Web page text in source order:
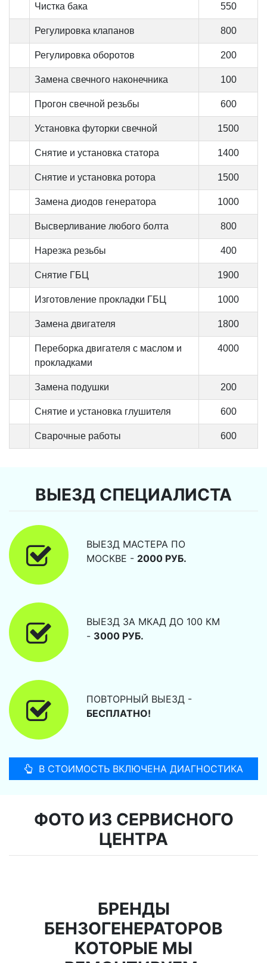
Чистка бака 550
Регулировка клапанов 800
Регулировка оборотов 200
Замена свечного наконечника 100
Прогон свечной резьбы 600
Установка футорки свечной 1500
Снятие и установка статора 1400
Снятие и установка ротора 1500
Замена диодов генератора 1000
Высверливание любого болта 800
Нарезка резьбы 400
Снятие ГБЦ 1900
Изготовление прокладки ГБЦ 1000
Замена двигателя 1800
Переборка двигателя с маслом и
прокладками
4000
Замена подушки 200
Снятие и установка глушителя 600
Сварочные работы 600
ВЫЕЗД СПЕЦИАЛИСТА
ВЫЕЗД МАСТЕРА ПО
МОСКВЕ - 2000 РУБ.
ВЫЕЗД ЗА МКАД ДО 100 КМ
- 3000 РУБ.
ПОВТОРНЫЙ ВЫЕЗД -
БЕСПЛАТНО!
В СТОИМОСТЬ ВКЛЮЧЕНА ДИАГНОСТИКА
ФОТО ИЗ СЕРВИСНОГО
ЦЕНТРА
БРЕНДЫ
БЕНЗОГЕНЕРАТОРОВ
КОТОРЫЕ МЫ